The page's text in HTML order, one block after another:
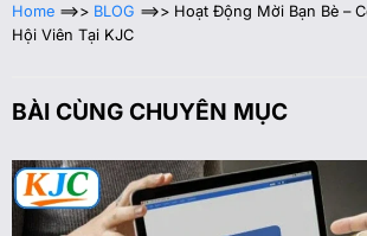
Home==>> BLOG ==>> Hoạt Động Mời Bạn Bè –
Hội Viên Tại KJC
BÀI CÙNG CHUYÊN MỤC